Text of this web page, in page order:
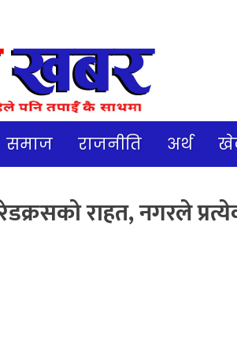
समाज राजनीति अर्थ
राहत, नगरले